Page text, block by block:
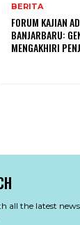
BERITA
FORUM KAJIAN
BANJARBARU:
MENGAKHIRI
all the latest